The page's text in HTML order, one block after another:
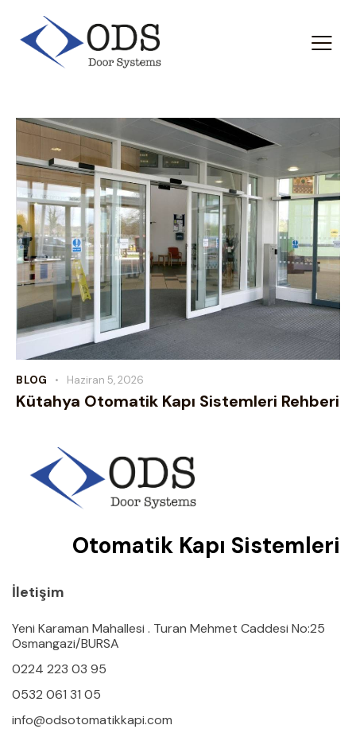
BLOG Haziran 5, 2026
Kütahya Otomatik Kapı Sistemleri Rehberi
Otomatik Kapı Sistemleri
İletişim
Yeni Karaman Mahallesi . Turan Mehmet Caddesi No:25
Osmangazi/BURSA
0224 223 03 95
0532 061 31 05
info@odsotomatikkapi.com